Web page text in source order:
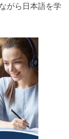
がら日本語を学